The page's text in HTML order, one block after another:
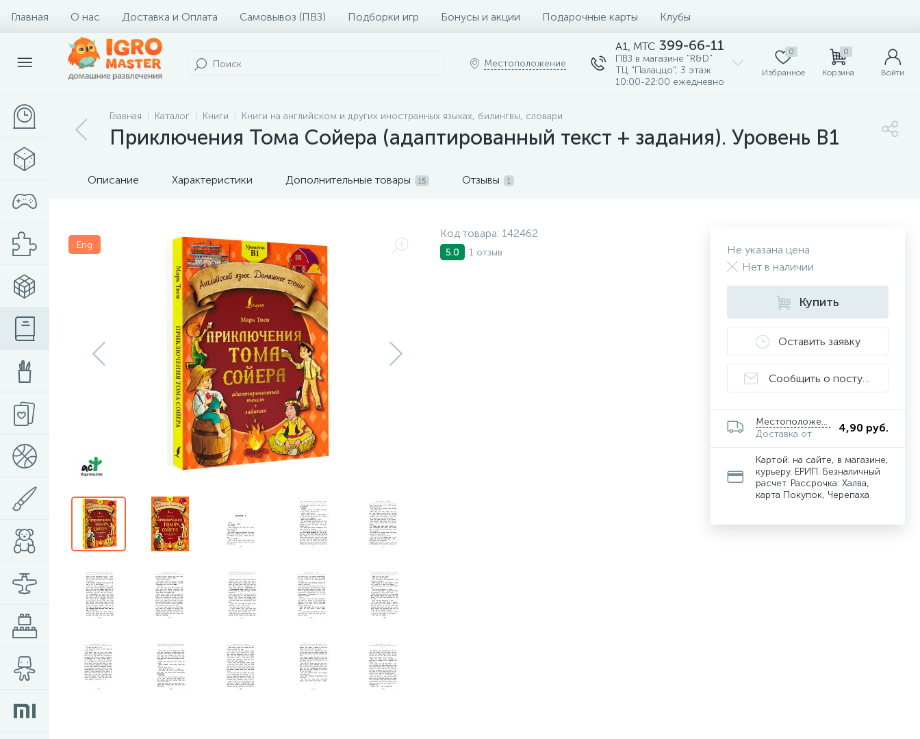
Главная О нас Доставка и Оплата Самовывоз (ПВЗ) Подборки игр Бонусы и акции Подарочные карты Клубы
Местоположение
A1, MTC 399-66-11
ПВЗ в магазине "R&D"
ТЦ "Палаццо", 3 этаж
10:00-22:00 ежедневно
0
Избранное
0
Корзина Войти
Главная Каталог Книги Книги на английском и других иностранных языках, билингвы, словари
Приключения Тома Сойера (адаптированный текст + задания). Уровень B1
Описание Характеристики Дополнительные товары 15 Отзывы 1
Eng
Код товара: 142462
5.0 1 отзыв
Не указана цена
Нет в наличии
Купить
Оставить заявку
Сообщить о поступлении
Местоположение
Доставка от
4,90 руб.
Картой: на сайте, в магазине,
курьеру. ЕРИП. Безналичный
расчет. Рассрочка: Халва,
карта Покупок, Черепаха